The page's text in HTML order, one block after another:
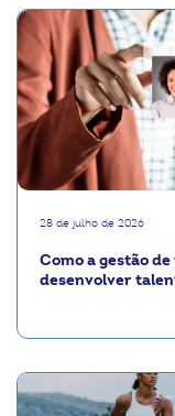
28 de julho de 2026
Como a gestão
desenvolver